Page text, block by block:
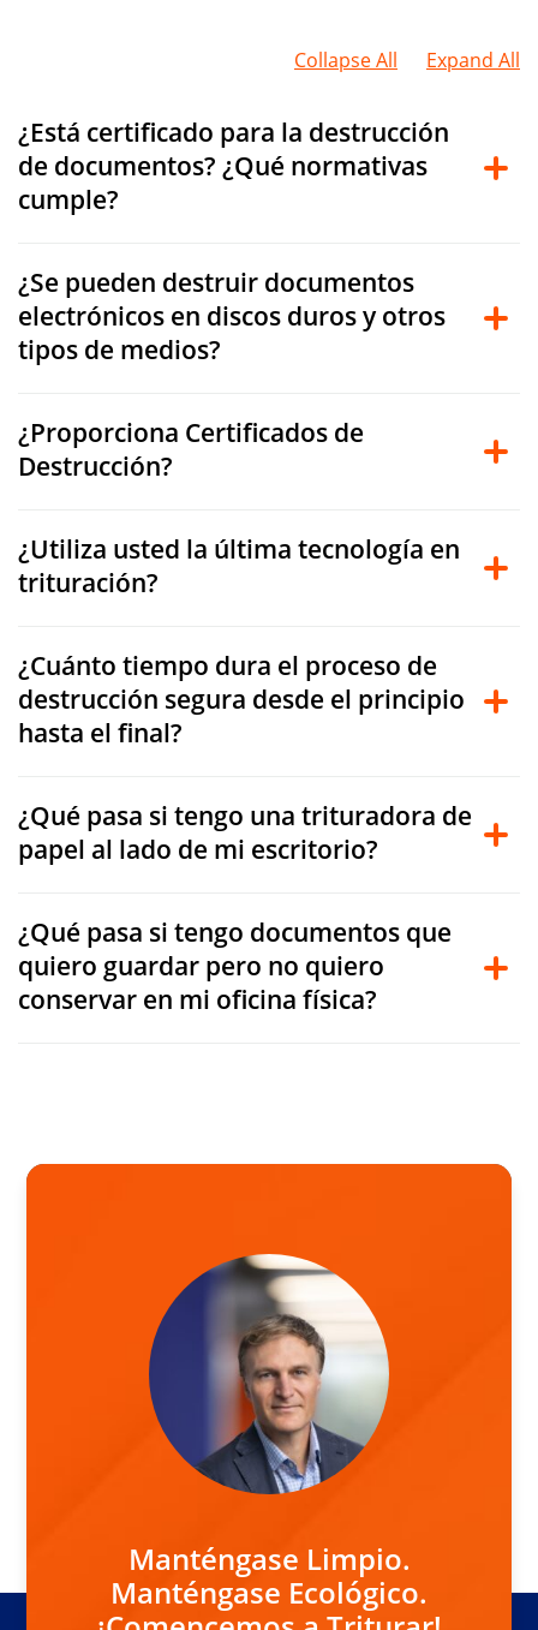
Collapse All Expand All
¿Está certificado para la destrucción
de documentos? ¿Qué normativas
cumple?
¿Se pueden destruir documentos
electrónicos en discos duros y otros
tipos de medios?
¿Proporciona Certificados de
Destrucción?
¿Utiliza usted la última tecnología en
trituración?
¿Cuánto tiempo dura el proceso de
destrucción segura desde el principio
hasta el final?
¿Qué pasa si tengo una trituradora de
papel al lado de mi escritorio?
¿Qué pasa si tengo documentos que
quiero guardar pero no quiero
conservar en mi oficina física?
Manténgase Limpio.
Manténgase Ecológico.